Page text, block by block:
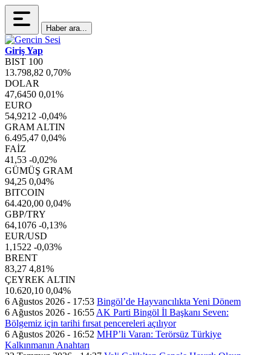
Haber ara...
Giriş Yap
BIST 100
13.798,82 0,70%
DOLAR
47,6450 0,01%
EURO
54,9212 -0,04%
GRAM ALTIN
6.495,47 0,04%
FAİZ
41,53 -0,02%
GÜMÜŞ GRAM
94,25 0,04%
BITCOIN
64.420,00 0,04%
GBP/TRY
64,1076 -0,13%
EUR/USD
1,1522 -0,03%
BRENT
83,27 4,81%
ÇEYREK ALTIN
10.620,10 0,04%
6 Ağustos 2026 - 17:53 Bingöl’de Hayvancılıkta Yeni Dönem
6 Ağustos 2026 - 16:55 AK Parti Bingöl İl Başkanı Seven:
Bölgemiz için tarihi fırsat pencereleri açılıyor
6 Ağustos 2026 - 16:52 MHP’li Varan: Terörsüz Türkiye
Kalkınmanın Anahtarı